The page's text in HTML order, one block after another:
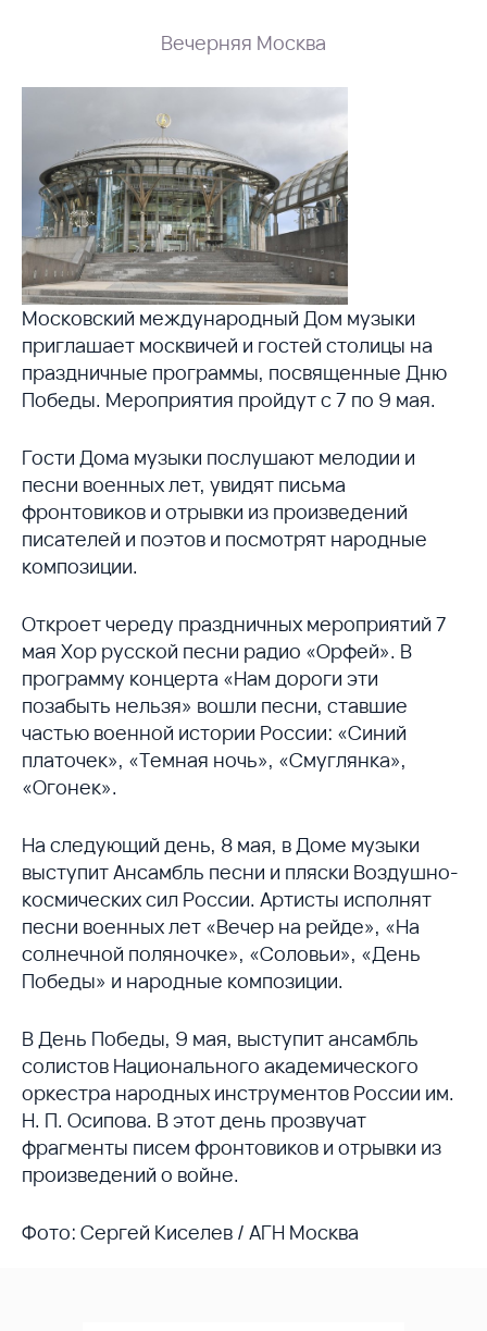
Вечерняя Москва
Московский международный Дом музыки
приглашает москвичей и гостей столицы на
праздничные программы, посвященные Дню
Победы. Мероприятия пройдут с 7 по 9 мая.
Гости Дома музыки послушают мелодии и
песни военных лет, увидят письма
фронтовиков и отрывки из произведений
писателей и поэтов и посмотрят народные
композиции.
Откроет череду праздничных мероприятий 7
мая Хор русской песни радио «Орфей». В
программу концерта «Нам дороги эти
позабыть нельзя» вошли песни, ставшие
частью военной истории России: «Синий
платочек», «Темная ночь», «Смуглянка»,
«Огонек».
На следующий день, 8 мая, в Доме музыки
выступит Ансамбль песни и пляски Воздушно-
космических сил России. Артисты исполнят
песни военных лет «Вечер на рейде», «На
солнечной поляночке», «Соловьи», «День
Победы» и народные композиции.
В День Победы, 9 мая, выступит ансамбль
солистов Национального академического
оркестра народных инструментов России им.
Н. П. Осипова. В этот день прозвучат
фрагменты писем фронтовиков и отрывки из
произведений о войне.
Фото: Сергей Киселев / АГН Москва